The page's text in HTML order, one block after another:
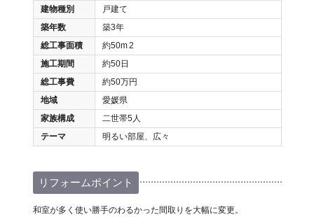
建物種別
戸建て
築年数
築3年
総工事面積
約50m2
施工期間
約50日
総工事費
約50万円
地域
愛媛県
家族構成
二世帯5人
テーマ
明るい部屋、広々
リフォームポイント
和室が多く使い勝手のわるかった間取りを大幅に変更。